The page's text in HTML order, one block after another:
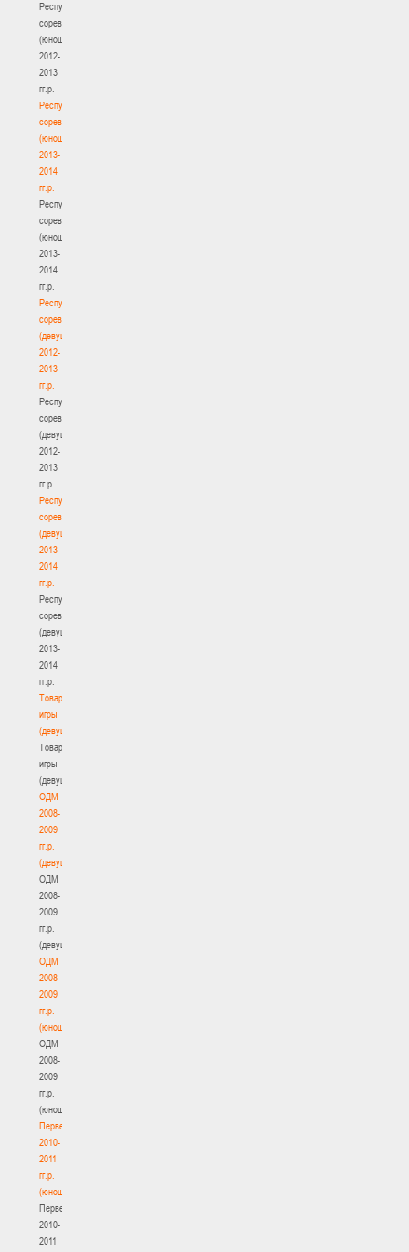
Республиканские
соревнования
(юноши)
2012-
2013
гг.р.
Республиканские
соревнования
(юноши)
2013-
2014
гг.р.
Республиканские
соревнования
(юноши)
2013-
2014
гг.р.
Республиканские
соревнования
(девушки)
2012-
2013
гг.р.
Республиканские
соревнования
(девушки)
2012-
2013
гг.р.
Республиканские
соревнования
(девушки)
2013-
2014
гг.р.
Республиканские
соревнования
(девушки)
2013-
2014
гг.р.
Товарищеские
игры
(девушки)
Товарищеские
игры
(девушки)
ОДМ
2008-
2009
гг.р.
(девушки)
ОДМ
2008-
2009
гг.р.
(девушки)
ОДМ
2008-
2009
гг.р.
(юноши)
ОДМ
2008-
2009
гг.р.
(юноши)
Первенство
2010-
2011
гг.р.
(юноши)
Первенство
2010-
2011